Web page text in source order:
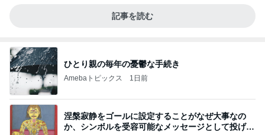
記事を読む
ひとり親の毎年の憂鬱な手続き
Amebaトピックス 1日前
涅槃寂静をゴールに設定することがなぜ大事なの
か、シンボルを受容可能なメッセージとして投げる